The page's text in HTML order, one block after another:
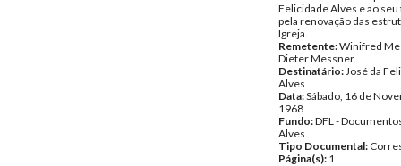
Felicidade Alves e ao
pela renovação das
Igreja.
Remetente:Winifred
Dieter Messner
Destinatário:José da
Alves
Data:Sábado, 16 de
1968
Fundo:DFL -
Alves
Tipo Documental:
Página(s): 1